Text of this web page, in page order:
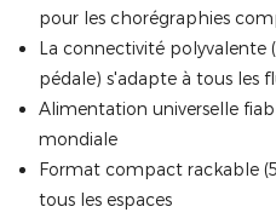
pour les chorégraphies
La connectivité polyvalente
pédale) s'adapte à tous les
Alimentation universelle
mondiale
Format compact rackable
tous les espaces